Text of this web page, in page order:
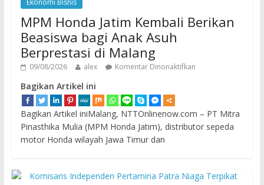
MPM Honda Jatim Kembali Berikan
Beasiswa bagi Anak Asuh
Berprestasi di Malang
09/08/2026 alex Komentar Dinonaktifkan
Bagikan Artikel ini
Bagikan Artikel iniMalang, NTTOnlinenow.com – PT Mitra
Pinasthika Mulia (MPM Honda Jatim), distributor sepeda
motor Honda wilayah Jawa Timur dan